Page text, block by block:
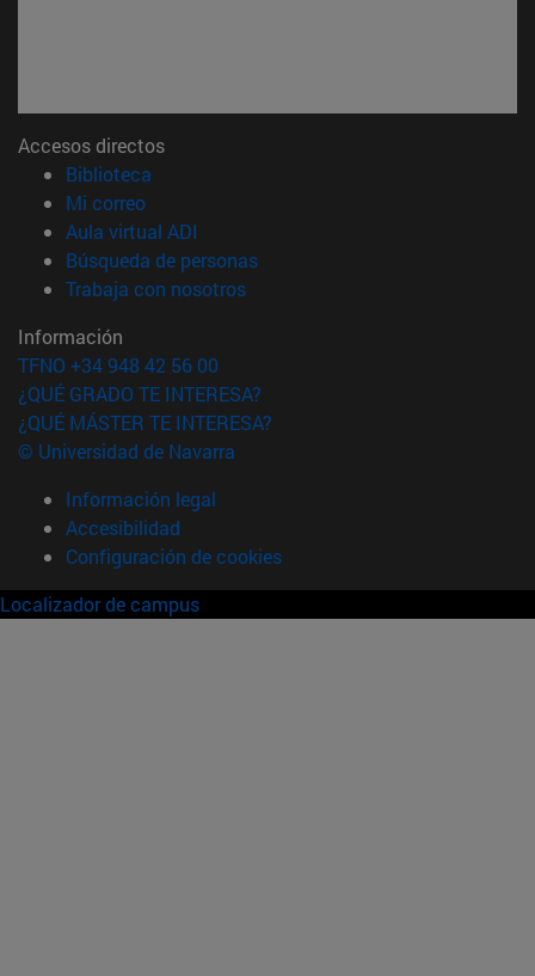
Accesos directos
Biblioteca
Mi correo(abre en nueva ventana)
Aula virtual ADI
Búsqueda de personas(abre en nueva ventana)
Trabaja con nosotros(abre en nueva ventana)
Información
TFNO +34 948 42 56 00
¿QUÉ GRADO TE INTERESA?
¿QUÉ MÁSTER TE INTERESA?
© Universidad de Navarra
Información legal
Accesibilidad
Configuración de cookies
Localizador de campus